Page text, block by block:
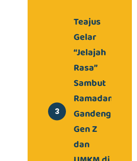
Teajus
Gelar
“Jelajah
Rasa”
Sambut
Ramadan,
Gandeng
Gen Z
dan